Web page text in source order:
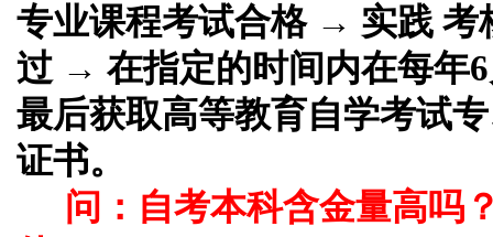
专业课程考试合格 → 实践
过 → 在指定的时间内在每年
最后获取高等教育自学考试
证书。
问：自考本科含金量高吗